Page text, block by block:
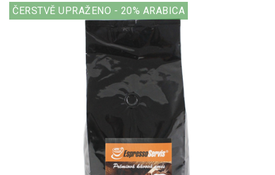
ČERSTVĚ UPRAŽENO - 20% ARABICA